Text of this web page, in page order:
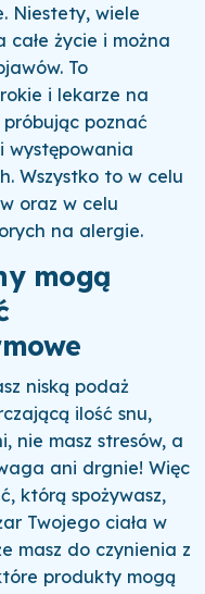
Niestety, wiele
całe życie i można
To
i lekarze na
poznać
występowania
Wszystko to w celu
oraz w celu
na alergie.
mogą
niską podaż
ilość snu,
nie masz stresów, a
ani drgnie! Więc
którą spożywasz,
Twojego ciała w
masz do czynienia z
produkty mogą